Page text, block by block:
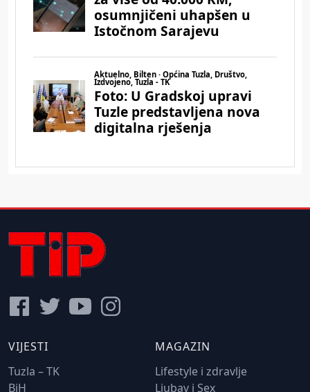
VIJESTI
Tuzla – TK
BiH
MAGAZIN
Lifestyle i zdravlje
Ljubav i Sex